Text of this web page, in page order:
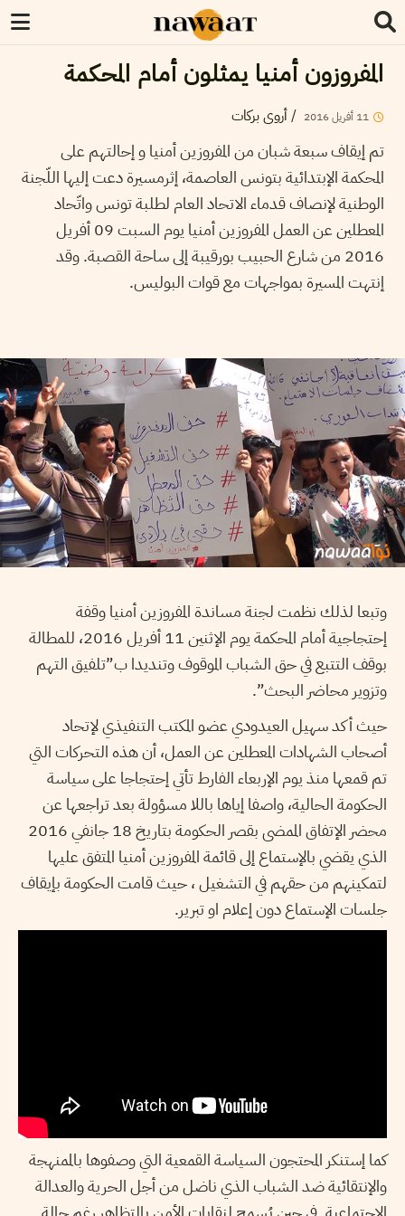
المفروزون أمنيا يمثلون أمام المحكمة
11 أفريل2016
/أروى بركات
تم إيقاف سبعة شبان من المفروزين أمنيا و إحالتهم على
المحكمة الإبتدائية بتونس العاصمة، إثرمسيرة دعت إليها اللّجنة
الوطنية لإنصاف قدماء الاتحاد العام لطلبة تونس واتّحاد
المعطلين عن العمل المفروزين أمنيا يوم السبت 09 أفريل
2016 من شارع الحبيب بورقيبة إلى ساحة القصبة. وقد
إنتهت المسيرة بمواجهات مع قوات البوليس.
وتبعا لذلك نظمت لجنة مساندة المفروزين أمنيا وقفة
إحتجاجية أمام المحكمة يوم الإثنين 11 أفريل 2016، للمطالة
بوقف التتبع في حق الشباب الموقوف وتنديدا ب”تلفيق التهم
وتزوير محاضر البحث”.
حيث أكد سهيل العيدودي عضو المكتب التنفيذي لإتحاد
أصحاب الشهادات المعطلين عن العمل، أن هذه التحركات التي
تم قمعها منذ يوم الإربعاء الفارط تأتي إحتجاجا على سياسة
الحكومة الحالية، واصفا إياها باللا مسؤولة بعد تراجعها عن
محضر الإتفاق الممضى بقصر الحكومة بتاريخ 18 جانفي 2016
الذي يقضي بالإستماع إلى قائمة المفروزين أمنيا المتفق عليها
لتمكينهم من حقهم في التشغيل ، حيث قامت الحكومة بإيقاف
جلسات الإستماع دون إعلام او تبرير.
كما إستنكر المحتجون السياسة القمعية التي وصفوها بالممنهجة
والإنتقائية ضد الشباب الذي ناضل من أجل الحرية والعدالة